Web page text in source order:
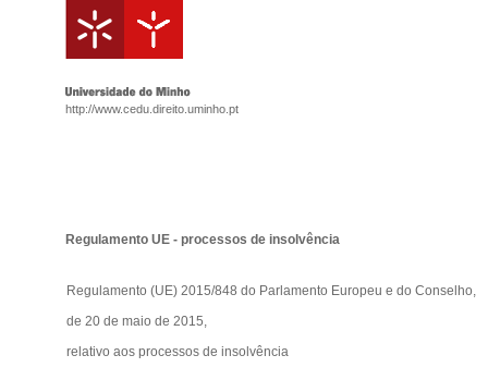
http://www.cedu.direito.uminho.pt
Regulamento UE - processos de insolvência
Regulamento (UE) 2015/848 do Parlamento Europeu e do Conselho,
de 20 de maio de 2015,
relativo aos processos de insolvência